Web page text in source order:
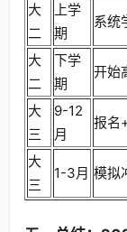
大
二
上学
期
系统
大
二
下学
期
开始
大
三
9-12
月
报名
大
三
1-3月 模拟